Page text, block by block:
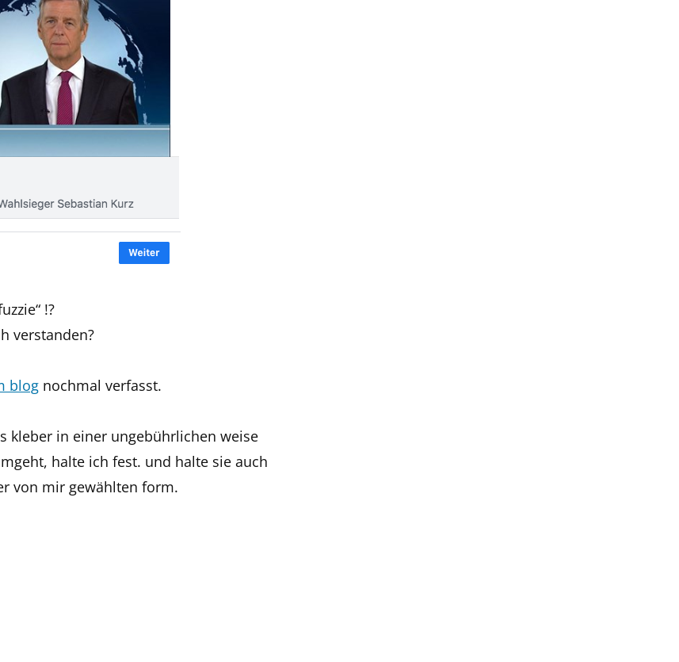
!?
verstanden?
blog nochmal verfasst.
kleber in einer ungebührlichen weise
halte ich fest. und halte sie auch
von mir gewählten form.